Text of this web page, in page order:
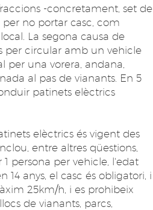
-concretament, set de
per no portar casc, com
La segona causa de
per circular amb un vehicle
per una vorera, andana,
al pas de vianants. En 5
patinets elèctrics
elèctrics és vigent des
entre altres qüestions,
persona per vehicle, l'edat
14 anys, el casc és obligatori, i
25km/h, i es prohibeix
de vianants, parcs,